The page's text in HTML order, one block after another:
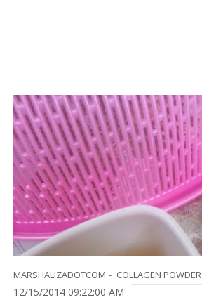
MARSHALIZADOTCOM COLLAGEN POWDER
12/15/2014 09:22:00 AM